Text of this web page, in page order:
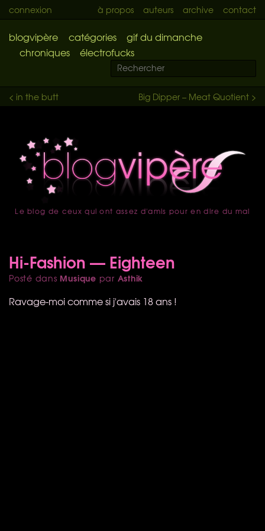
connexion à propos auteurs archive contact
blogvipère catégories
gif du dimanche
chroniques
électrofucks
Big Dipper – Meat Quotient >
< in the butt
accueil
Le blog de ceux qui ont assez d'amis pour en dire du mal
Hi-Fashion — Eighteen
Posté dans Musique par Asthik
Ravage-moi comme si j'avais 18 ans !